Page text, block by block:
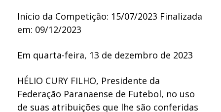
Início da Competição: 15/07/2023 Finalizada
em: 09/12/2023
Em quarta-feira, 13 de dezembro de 2023
HÉLIO CURY FILHO, Presidente da
Federação Paranaense de Futebol, no uso
de suas atribuições que lhe são conferidas